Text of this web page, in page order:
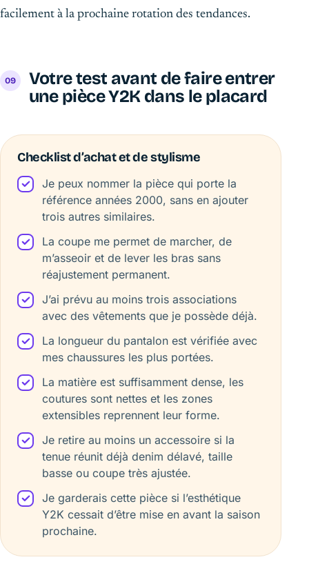
facilement à la prochaine rotation des tendances.
Votre test avant de faire entrer
une pièce Y2K dans le placard
Checklist d’achat et de stylisme
Je peux nommer la pièce qui porte la
référence années 2000, sans en ajouter
trois autres similaires.
La coupe me permet de marcher, de
m’asseoir et de lever les bras sans
réajustement permanent.
J’ai prévu au moins trois associations
avec des vêtements que je possède déjà.
La longueur du pantalon est vérifiée avec
mes chaussures les plus portées.
La matière est suffisamment dense, les
coutures sont nettes et les zones
extensibles reprennent leur forme.
Je retire au moins un accessoire si la
tenue réunit déjà denim délavé, taille
basse ou coupe très ajustée.
Je garderais cette pièce si l’esthétique
Y2K cessait d’être mise en avant la saison
prochaine.